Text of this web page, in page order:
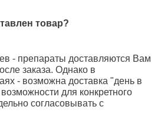
товар?
- препараты доставляются Вам
заказа. Однако в
- возможна доставка "день в
для конкретного
согласовывать с